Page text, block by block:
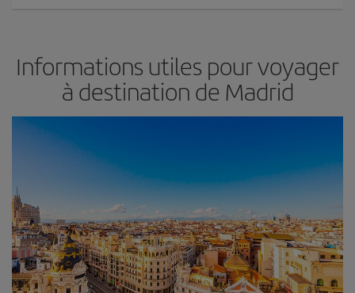
Informations utiles pour voyager
à destination de Madrid